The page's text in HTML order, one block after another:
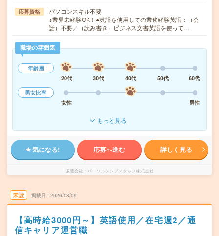
応募資格
パソコンスキル不要
※業界未経験OK！●英語を使用しての業務経験英語：（会
話）不要／（読み書き）ビジネス文書英語を使って…
職場の雰囲気
年齢層
20代
30代 40代 50代
60代
男女比率
女性
男性
もっと見る
気になる! 応募へ進む 詳しく見る
派遣会社 パーソルテンプスタッフ株式会社
未読 掲載日 2026/08/09
【高時給3000円～】英語使用／在宅週2／通
信キャリア運営職